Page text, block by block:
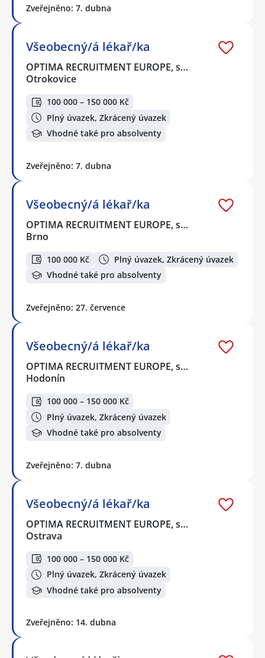
Zveřejněno: 7. dubna
Všeobecný/á lékař/ka
OPTIMA RECRUITMENT EUROPE, s…
Otrokovice
100 000 – 150 000 Kč
Plný úvazek, Zkrácený úvazek
Vhodné také pro absolventy
Zveřejněno: 7. dubna
Všeobecný/á lékař/ka
OPTIMA RECRUITMENT EUROPE, s…
Brno
100 000 Kč
Plný úvazek, Zkrácený úvazek
Vhodné také pro absolventy
Zveřejněno: 27. července
Všeobecný/á lékař/ka
OPTIMA RECRUITMENT EUROPE, s…
Hodonín
100 000 – 150 000 Kč
Plný úvazek, Zkrácený úvazek
Vhodné také pro absolventy
Zveřejněno: 7. dubna
Všeobecný/á lékař/ka
OPTIMA RECRUITMENT EUROPE, s…
Ostrava
100 000 – 150 000 Kč
Plný úvazek, Zkrácený úvazek
Vhodné také pro absolventy
Zveřejněno: 14. dubna